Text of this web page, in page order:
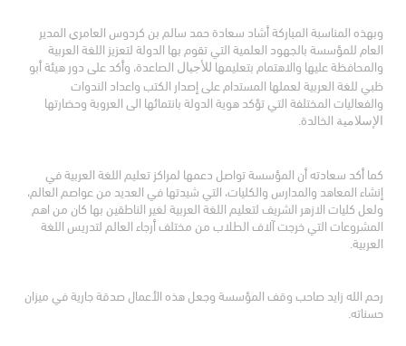
وبهذه المناسبة المباركة أشاد سعادة حمد سالم بن كردوس العامري المدير
العام للمؤسسة بالجهود العلمية التي تقوم بها الدولة لتعزيز اللغة العربية
والمحافظة عليها والاهتمام بتعليمها للأجيال الصاعدة، وأكد على دور هيئة أبو
ظبي للغة العربية لعملها المستدام على إصدار الكتب واعداد الندوات
والفعاليات المختلفة التي تؤكد هوية الدولة بانتمائها الى العروبة وحضارتها
الإسلامية الخالدة.
كما أكد سعادته أن المؤسسة تواصل دعمها لمراكز تعليم اللغة العربية في
إنشاء المعاهد والمدارس والكليات، التي شيدتها في العديد من عواصم العالم،
ولعل كليات الازهر الشريف لتعليم اللغة العربية لغير الناطقين بها كان من اهم
المشروعات التي خرجت آلاف الطلاب من مختلف أرجاء العالم لتدريس اللغة
العربية.
رحم الله زايد صاحب وقف المؤسسة وجعل هذه الأعمال صدقة جارية في ميزان
حسناته.